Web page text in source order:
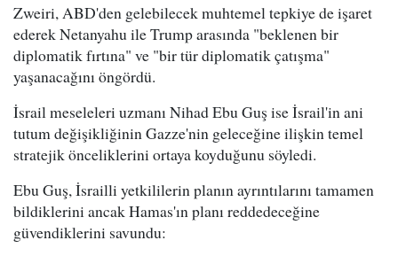
Zweiri, ABD'den gelebilecek muhtemel tepkiye de işaret
ederek Netanyahu ile Trump arasında "beklenen bir
diplomatik fırtına" ve "bir tür diplomatik çatışma"
yaşanacağını öngördü.
İsrail meseleleri uzmanı Nihad Ebu Guş ise İsrail'in ani
tutum değişikliğinin Gazze'nin geleceğine ilişkin temel
stratejik önceliklerini ortaya koyduğunu söyledi.
Ebu Guş, İsrailli yetkililerin planın ayrıntılarını tamamen
bildiklerini ancak Hamas'ın planı reddedeceğine
güvendiklerini savundu: